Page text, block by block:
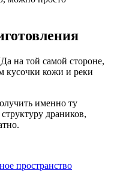
на той самой стороне,
кусочки кожи и реки
именно ту
драников,
пространство